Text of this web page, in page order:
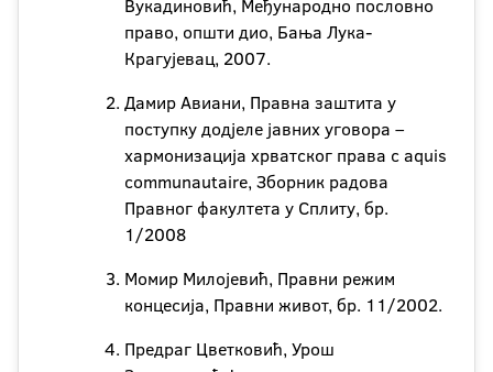
Вукадиновић, Међународно пословно
право, општи дио, Бања Лука-
Крагујевац, 2007.
Дамир Авиани, Правна заштита у
поступку додјеле јавних уговора –
хармонизација хрватског права с aquis
communautaire, Зборник радова
Правног факултета у Сплиту, бр.
1/2008
Момир Милојевић, Правни режим
концесија, Правни живот, бр. 11/2002.
Предраг Цветковић, Урош